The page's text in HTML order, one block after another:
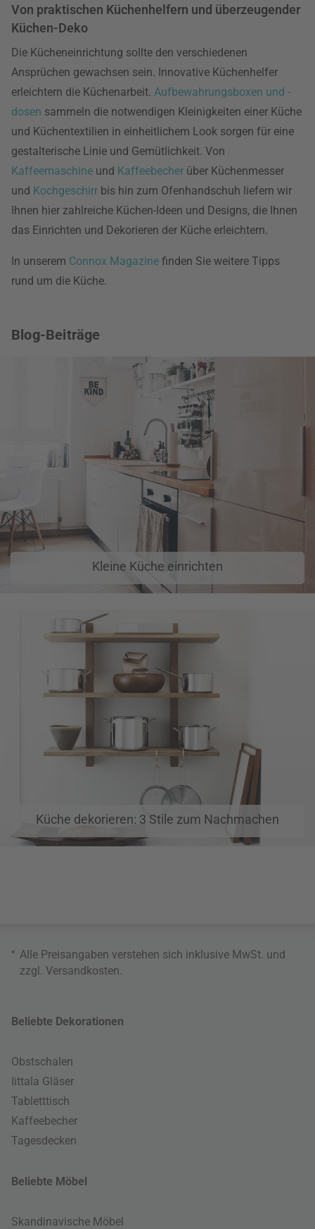
Von praktischen Küchenhelfern und überzeugender
Küchen-Deko
Die Kücheneinrichtung sollte den verschiedenen
Ansprüchen gewachsen sein. Innovative Küchenhelfer
erleichtern die Küchenarbeit. Aufbewahrungsboxen und -
dosen sammeln die notwendigen Kleinigkeiten einer Küche
und Küchentextilien in einheitlichem Look sorgen für eine
gestalterische Linie und Gemütlichkeit. Von
Kaffeemaschine und Kaffeebecher über Küchenmesser
und Kochgeschirr bis hin zum Ofenhandschuh liefern wir
Ihnen hier zahlreiche Küchen-Ideen und Designs, die Ihnen
das Einrichten und Dekorieren der Küche erleichtern.
In unserem Connox Magazine finden Sie weitere Tipps
rund um die Küche.
Blog-Beiträge
Kleine Küche einrichten
Küche dekorieren: 3 Stile zum Nachmachen
* Alle Preisangaben verstehen sich inklusive MwSt. und
zzgl. Versandkosten
Beliebte Dekorationen
Obstschalen
Iittala Gläser
Tabletttisch
Kaffeebecher
Tagesdecken
Beliebte Möbel
Skandinavische Möbel